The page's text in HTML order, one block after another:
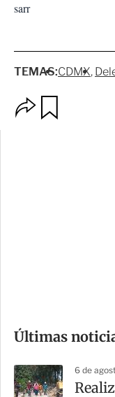
sarr
TEMAS:CDMX
m
a
Últimas
6 de